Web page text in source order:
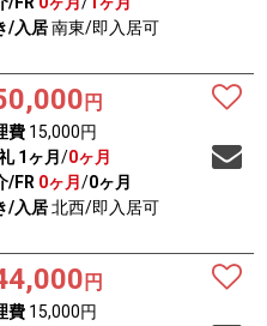
/入居南東/即入居可
円
費15,000円
1ヶ月 /0ヶ月
/FR 0ヶ月 /0ヶ月
/入居北西/即入居可
円
費15,000円